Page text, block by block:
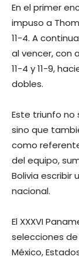
En el primer
impuso a
11-4. A
al vencer, con
11-4 y 11-9,
dobles.
Este triunfo
sino que
como
del equipo,
Bolivia escribir
nacional.
El XXXVI
selecciones
México,